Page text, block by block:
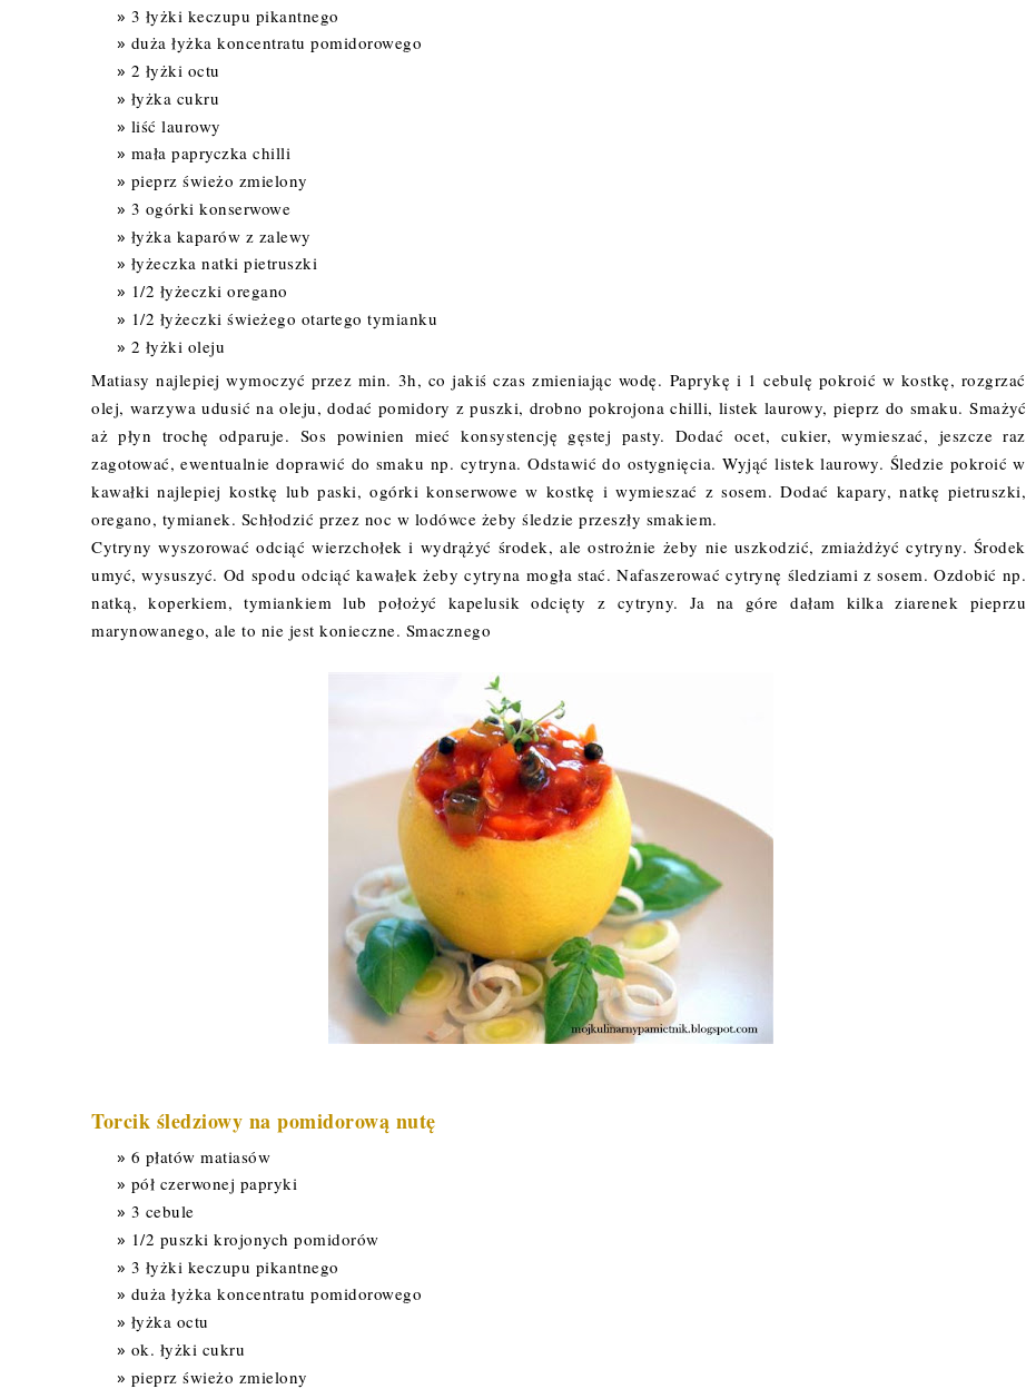
3 łyżki keczupu pikantnego
duża łyżka koncentratu pomidorowego
2 łyżki octu
łyżka cukru
liść laurowy
mała papryczka chilli
pieprz świeżo zmielony
3 ogórki konserwowe
łyżka kaparów z zalewy
łyżeczka natki pietruszki
1/2 łyżeczki oregano
1/2 łyżeczki świeżego otartego tymianku
2 łyżki oleju
Matiasy najlepiej wymoczyć przez min. 3h, co jakiś czas zmieniając wodę. Paprykę i 1 cebulę pokroić w kostkę, rozgrzać
olej, warzywa udusić na oleju, dodać pomidory z puszki, drobno pokrojona chilli, listek laurowy, pieprz do smaku. Smażyć
aż płyn trochę odparuje. Sos powinien mieć konsystencję gęstej pasty. Dodać ocet, cukier, wymieszać, jeszcze raz
zagotować, ewentualnie doprawić do smaku np. cytryna. Odstawić do ostygnięcia. Wyjąć listek laurowy. Śledzie pokroić w
kawałki najlepiej kostkę lub paski, ogórki konserwowe w kostkę i wymieszać z sosem. Dodać kapary, natkę pietruszki,
oregano, tymianek. Schłodzić przez noc w lodówce żeby śledzie przeszły smakiem.
Cytryny wyszorować odciąć wierzchołek i wydrążyć środek, ale ostrożnie żeby nie uszkodzić, zmiażdżyć cytryny. Środek
umyć, wysuszyć. Od spodu odciąć kawałek żeby cytryna mogła stać. Nafaszerować cytrynę śledziami z sosem. Ozdobić np.
natką, koperkiem, tymiankiem lub położyć kapelusik odcięty z cytryny. Ja na góre dałam kilka ziarenek pieprzu
marynowanego, ale to nie jest konieczne. Smacznego
Torcik śledziowy na pomidorową nutę
6 płatów matiasów
pół czerwonej papryki
3 cebule
1/2 puszki krojonych pomidorów
3 łyżki keczupu pikantnego
duża łyżka koncentratu pomidorowego
łyżka octu
ok. łyżki cukru
pieprz świeżo zmielony